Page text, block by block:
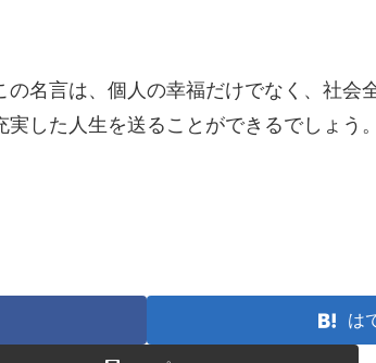
名言は、個人の幸福だけでなく、社会
した人生を送ることができるでしょう。
は